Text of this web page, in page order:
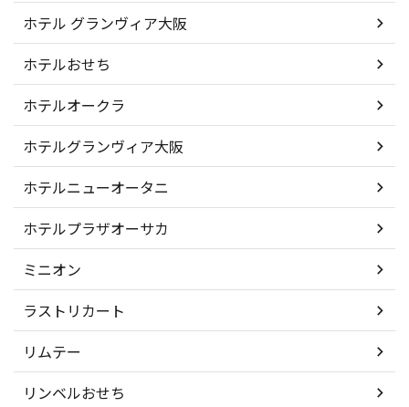
ホテル グランヴィア大阪
ホテルおせち
ホテルオークラ
ホテルグランヴィア大阪
ホテルニューオータニ
ホテルプラザオーサカ
ミニオン
ラストリカート
リムテー
リンベルおせち